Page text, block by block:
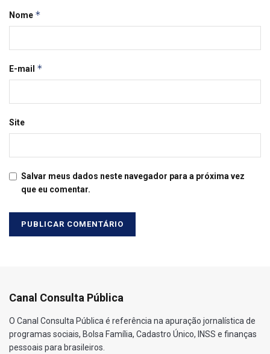
Nome *
E-mail *
Site
Salvar meus dados neste navegador para a próxima vez
que eu comentar.
Canal Consulta Pública
O Canal Consulta Pública é referência na apuração jornalística de
programas sociais, Bolsa Família, Cadastro Único, INSS e finanças
pessoais para brasileiros.